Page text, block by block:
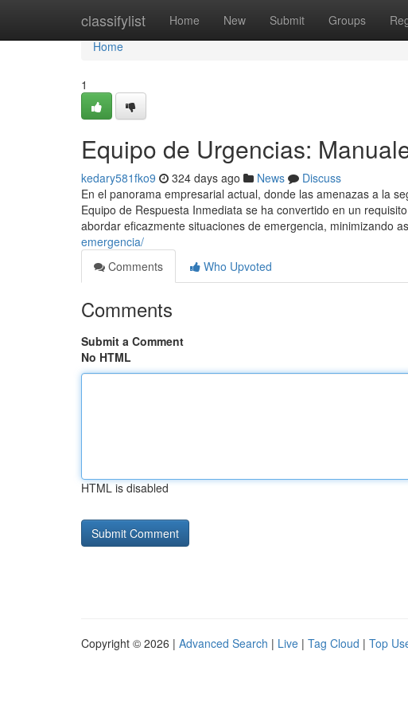
classifylist Home New Submit Groups
Home
Home
1
Equipo de Urgencias:
kedary581fko9 324 days ago News
Discuss
En el panorama empresarial actual, donde las amenazas a la
Equipo de Respuesta Inmediata se ha convertido en un
abordar eficazmente situaciones de emergencia, minimizando
emergencia/
Comments
Who Upvoted
Comments
Submit a Comment
No HTML
HTML is disabled
Copyright © 2026 | Advanced Search | Live | Tag Cloud | Top